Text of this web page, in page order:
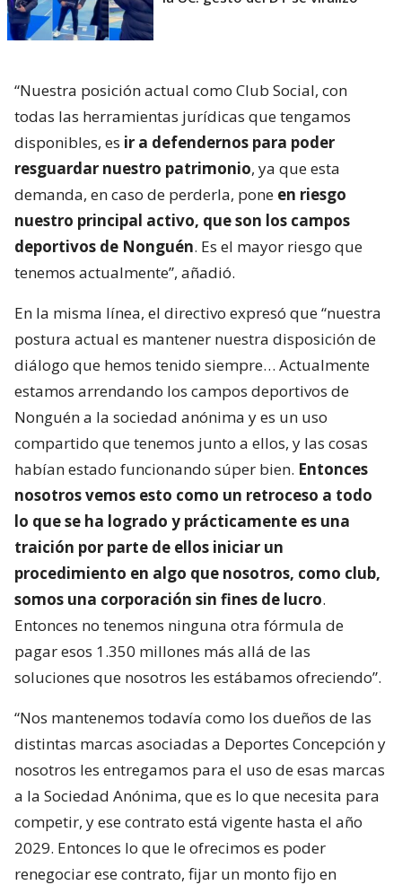
“Nuestra posición actual como Club Social, con
todas las herramientas jurídicas que tengamos
disponibles, es ir a defendernos para poder
resguardar nuestro patrimonio, ya que esta
demanda, en caso de perderla, pone en riesgo
nuestro principal activo, que son los campos
deportivos de Nonguén. Es el mayor riesgo que
tenemos actualmente”, añadió.
En la misma línea, el directivo expresó que “nuestra
postura actual es mantener nuestra disposición de
diálogo que hemos tenido siempre… Actualmente
estamos arrendando los campos deportivos de
Nonguén a la sociedad anónima y es un uso
compartido que tenemos junto a ellos, y las cosas
habían estado funcionando súper bien. Entonces
nosotros vemos esto como un retroceso a todo
lo que se ha logrado y prácticamente es una
traición por parte de ellos iniciar un
procedimiento en algo que nosotros, como club,
somos una corporación sin fines de lucro.
Entonces no tenemos ninguna otra fórmula de
pagar esos 1.350 millones más allá de las
soluciones que nosotros les estábamos ofreciendo”.
“Nos mantenemos todavía como los dueños de las
distintas marcas asociadas a Deportes Concepción y
nosotros les entregamos para el uso de esas marcas
a la Sociedad Anónima, que es lo que necesita para
competir, y ese contrato está vigente hasta el año
2029. Entonces lo que le ofrecimos es poder
renegociar ese contrato, fijar un monto fijo en